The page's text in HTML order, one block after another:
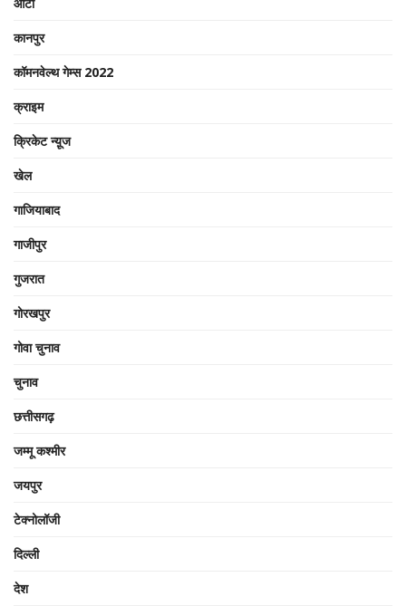
कानपुर
कॉमनवेल्थ गेम्स 2022
क्राइम
क्रिकेट न्यू़ज
खेल
गाजियाबाद
गाजीपुर
गुजरात
गोरखपुर
गोवा चुनाव
चुनाव
छत्तीसगढ़
जम्मू कश्मीर
जयपुर
टेक्नोलॉजी
दिल्ली
देश